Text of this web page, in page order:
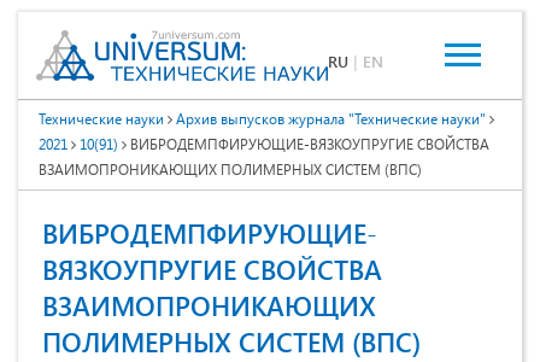
RU | EN
Технические науки
Архив выпусков журнала "Технические науки"
2021
10(91)
ВИБРОДЕМПФИРУЮЩИЕ-ВЯЗКОУПРУГИЕ СВОЙСТВА
ВЗАИМОПРОНИКАЮЩИХ ПОЛИМЕРНЫХ СИСТЕМ (ВПС)
ВИБРОДЕМПФИРУЮЩИЕ-
ВЯЗКОУПРУГИЕ СВОЙСТВА
ВЗАИМОПРОНИКАЮЩИХ
ПОЛИМЕРНЫХ СИСТЕМ (ВПС)